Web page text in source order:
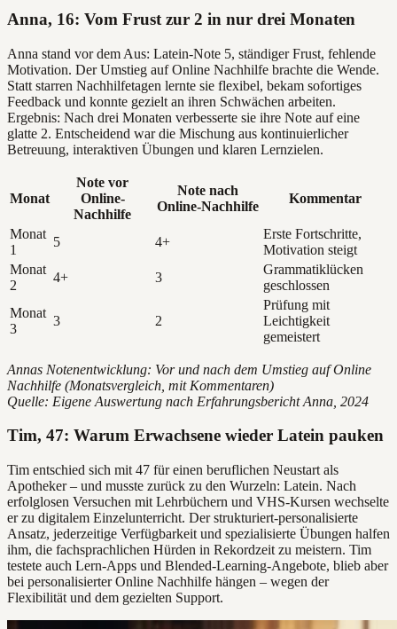
Anna, 16: Vom Frust zur 2 in nur drei Monaten
Anna stand vor dem Aus: Latein-Note 5, ständiger Frust, fehlende
Motivation. Der Umstieg auf Online Nachhilfe brachte die Wende.
Statt starren Nachhilfetagen lernte sie flexibel, bekam sofortiges
Feedback und konnte gezielt an ihren Schwächen arbeiten.
Ergebnis: Nach drei Monaten verbesserte sie ihre Note auf eine
glatte 2. Entscheidend war die Mischung aus kontinuierlicher
Betreuung, interaktiven Übungen und klaren Lernzielen.
Monat
Note vor
Online-
Nachhilfe
Note nach
Online-Nachhilfe
Kommentar
Monat
1
5 4+
Erste Fortschritte,
Motivation steigt
Monat
2
4+ 3
Grammatiklücken
geschlossen
Monat
3
3 2
Prüfung mit
Leichtigkeit
gemeistert
Annas Notenentwicklung: Vor und nach dem Umstieg auf Online
Nachhilfe (Monatsvergleich, mit Kommentaren)
Quelle: Eigene Auswertung nach Erfahrungsbericht Anna, 2024
Tim, 47: Warum Erwachsene wieder Latein pauken
Tim entschied sich mit 47 für einen beruflichen Neustart als
Apotheker – und musste zurück zu den Wurzeln: Latein. Nach
erfolglosen Versuchen mit Lehrbüchern und VHS-Kursen wechselte
er zu digitalem Einzelunterricht. Der strukturiert-personalisierte
Ansatz, jederzeitige Verfügbarkeit und spezialisierte Übungen halfen
ihm, die fachsprachlichen Hürden in Rekordzeit zu meistern. Tim
testete auch Lern-Apps und Blended-Learning-Angebote, blieb aber
bei personalisierter Online Nachhilfe hängen – wegen der
Flexibilität und dem gezielten Support.